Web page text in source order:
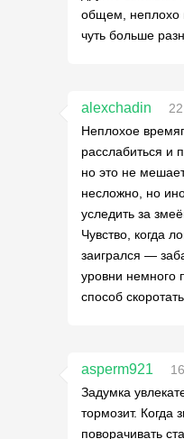
общем, неплохо
чуть больше
alexchadin
Неплохое
расслабиться и
но это не
несложно, но
уследить за
Чувство, когда
заигрался —
уровни немного
способ
asperm921
Задумка
тормозит. Когда
поворачивать